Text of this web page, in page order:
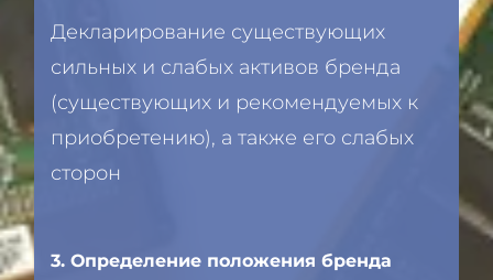
Декларирование существующих
сильных и слабых активов бренда
(существующих и рекомендуемых к
приобретению), а также его слабых
сторон
3. Определение положения бренда